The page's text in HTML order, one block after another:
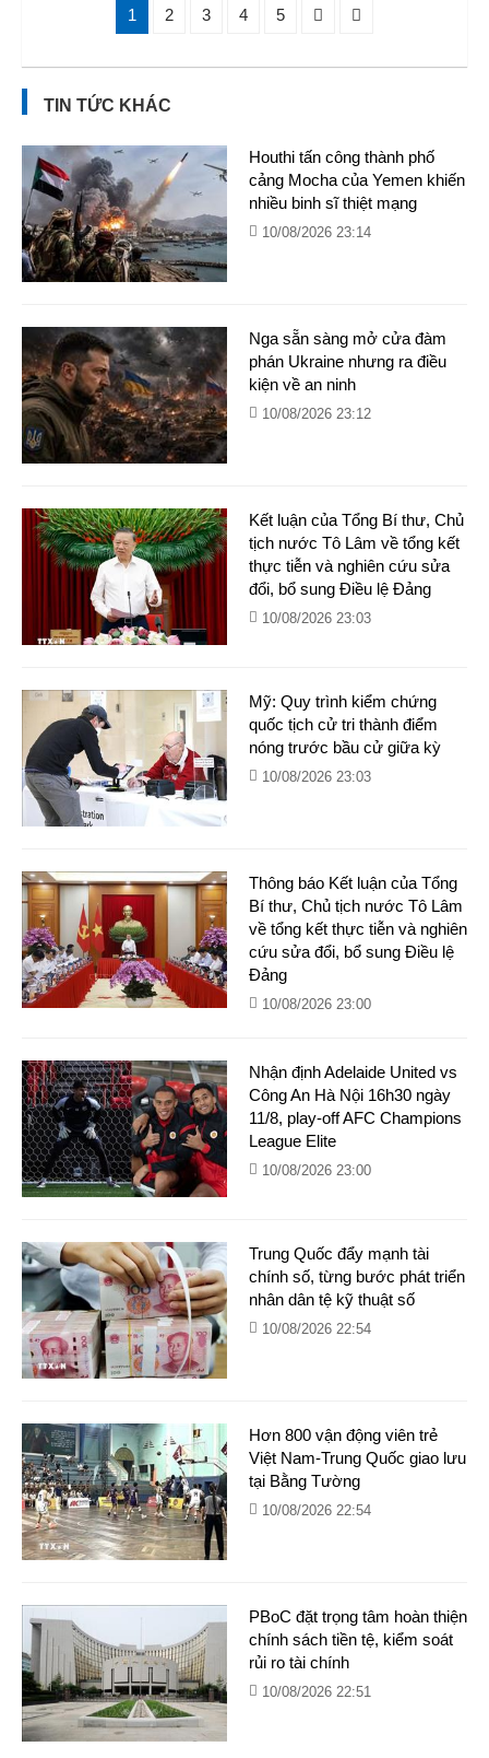
1 2 3 4 5
TIN TỨC KHÁC
Houthi tấn công thành phố
cảng Mocha của Yemen khiến
nhiều binh sĩ thiệt mạng
10/08/2026 23:14
Nga sẵn sàng mở cửa đàm
phán Ukraine nhưng ra điều
kiện về an ninh
10/08/2026 23:12
Kết luận của Tổng Bí thư, Chủ
tịch nước Tô Lâm về tổng kết
thực tiễn và nghiên cứu sửa
đổi, bổ sung Điều lệ Đảng
10/08/2026 23:03
Mỹ: Quy trình kiểm chứng
quốc tịch cử tri thành điểm
nóng trước bầu cử giữa kỳ
10/08/2026 23:03
Thông báo Kết luận của Tổng
Bí thư, Chủ tịch nước Tô Lâm
về tổng kết thực tiễn và nghiên
cứu sửa đổi, bổ sung Điều lệ
Đảng
10/08/2026 23:00
Nhận định Adelaide United vs
Công An Hà Nội 16h30 ngày
11/8, play-off AFC Champions
League Elite
10/08/2026 23:00
Trung Quốc đẩy mạnh tài
chính số, từng bước phát triển
nhân dân tệ kỹ thuật số
10/08/2026 22:54
Hơn 800 vận động viên trẻ
Việt Nam-Trung Quốc giao lưu
tại Bằng Tường
10/08/2026 22:54
PBoC đặt trọng tâm hoàn thiện
chính sách tiền tệ, kiểm soát
rủi ro tài chính
10/08/2026 22:51